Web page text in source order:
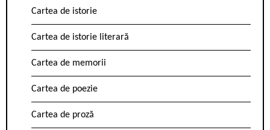
Cartea de istorie
Cartea de istorie literară
Cartea de memorii
Cartea de poezie
Cartea de proză